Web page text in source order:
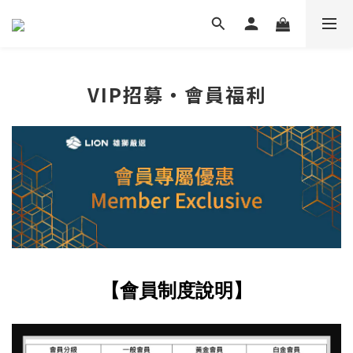
VIP招募‧會員福利
【會員制度說明】